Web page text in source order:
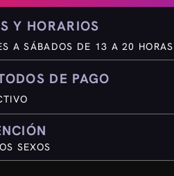
Y HORARIOS
A SÁBADOS DE 13 A 20 HORAS
DE PAGO
SEXOS